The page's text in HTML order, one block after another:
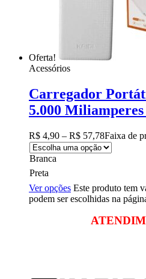
Oferta!
Acessórios
Carregador
5.000
R$ 4,90 – R$ 57,78Faixa de
Branca
Preta
Ver opções Este produto tem
podem ser escolhidas na